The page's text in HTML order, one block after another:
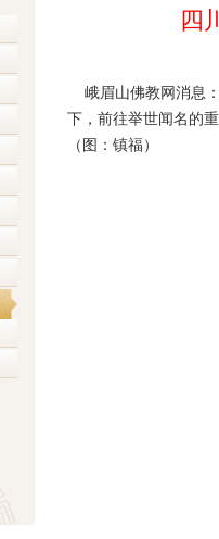
四
峨眉山佛教网消息
下，前往举世闻名的
（图：镇福）